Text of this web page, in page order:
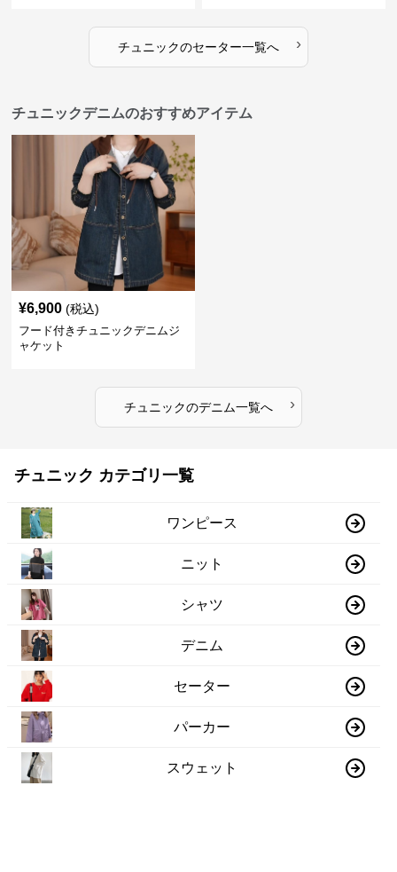
チュニックのセーター一覧へ ›
チュニックデニムのおすすめアイテム
¥6,900 (税込)
フード付きチュニックデニムジ
ャケット
チュニックのデニム一覧へ ›
チュニック カテゴリ一覧
ワンピース
ニット
シャツ
デニム
セーター
パーカー
スウェット